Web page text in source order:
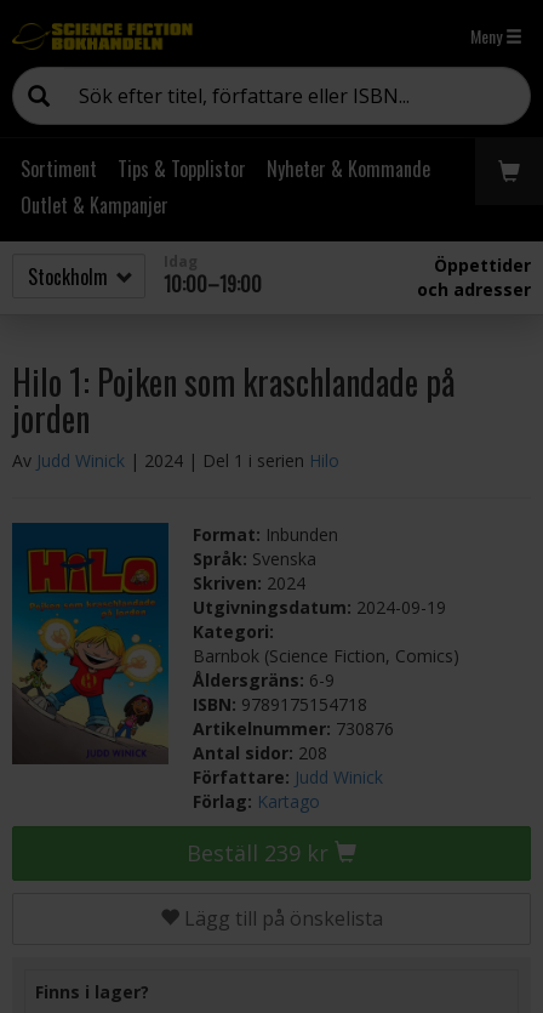
Meny
Sortiment Tips & Topplistor
Nyheter & Kommande
Outlet & Kampanjer
10:00–19:00
Öppettider
och adresser
Hilo 1: Pojken som kraschlandade på
jorden
Av Judd Winick | 2024 | Del 1 i serien Hilo
Format: Inbunden
Språk: Svenska
Skriven: 2024
Utgivningsdatum: 2024-09-19
Kategori:
Barnbok (Science Fiction, Comics)
Åldersgräns: 6-9
ISBN: 9789175154718
Artikelnummer: 730876
Antal sidor: 208
Författare: Judd Winick
Förlag: Kartago
Beställ 239 kr
Lägg till på önskelista
Finns i lager?